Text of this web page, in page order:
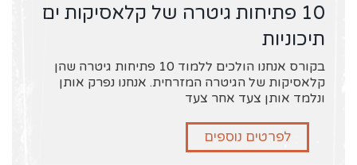
10 פתיחות גיטרה של קלאסיקות ים
תיכוניות
בקורס אנחנו הולכים ללמוד 10 פתיחות גיטרה שהן
קלאסיקות של הגיטרה המזרחית. אנחנו נפרק אותן
ונלמד אותן צעד אחר צעד
לפרטים נוספים